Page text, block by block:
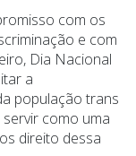
com os
e com
Dia Nacional
a
população trans
como uma
direito dessa